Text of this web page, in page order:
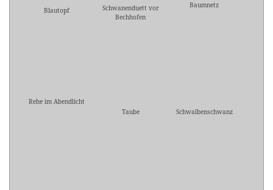
Blautopf
Schwanenduett vor
Bechhofen
Baumnetz
Rehe im Abendlicht
Taube
Schwalbenschwanz